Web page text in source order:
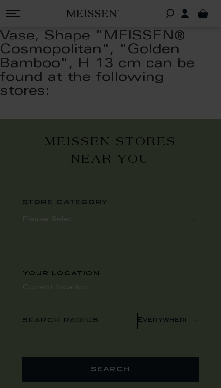
Vase, Shape "MEISSEN®
Cosmopolitan", "Golden
Bamboo", H 13 cm can be
found at the following
stores:
MEISSEN STORES
NEAR YOU
store category
Your location
SEARCH RADIUS
search